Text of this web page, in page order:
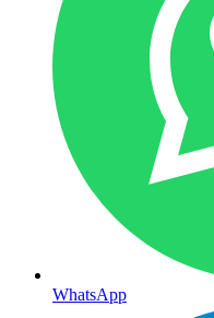
WhatsApp